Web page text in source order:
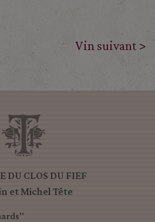
Vin suivant >
DU CLOS DU FIEF
et Michel Tête